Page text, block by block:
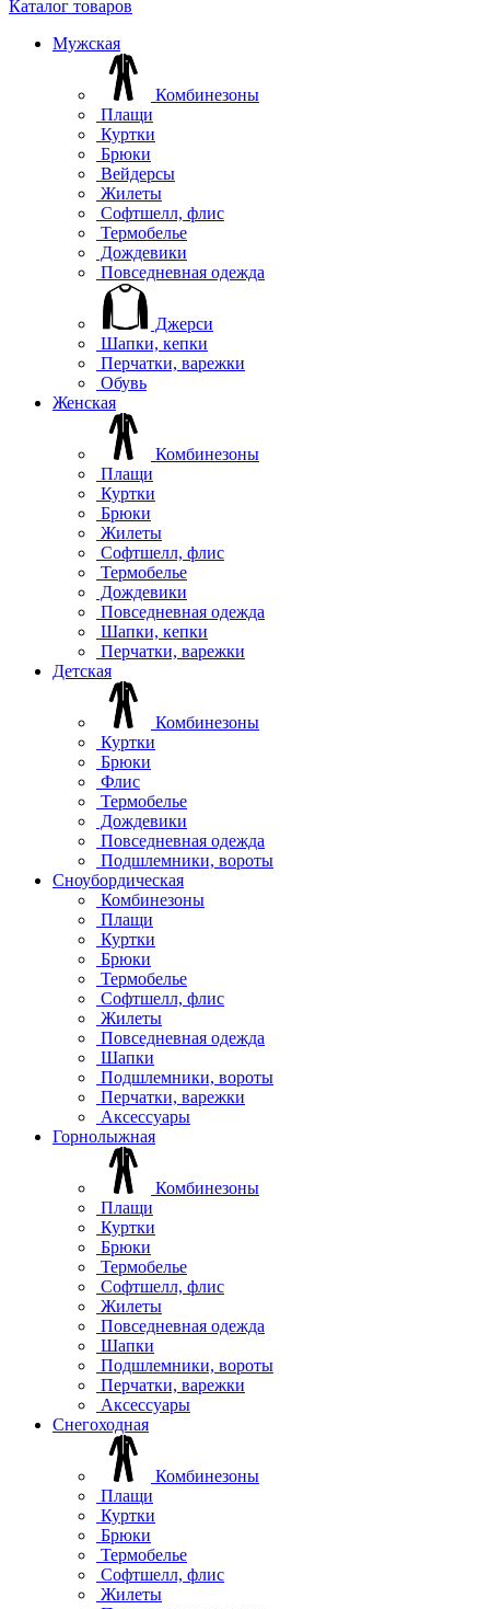
Каталог товаров
Мужская
Комбинезоны
Плащи
Куртки
Брюки
Вейдерсы
Жилеты
Софтшелл, флис
Термобелье
Дождевики
Повседневная одежда
Джерси
Шапки, кепки
Перчатки, варежки
Обувь
Женская
Комбинезоны
Плащи
Куртки
Брюки
Жилеты
Софтшелл, флис
Термобелье
Дождевики
Повседневная одежда
Шапки, кепки
Перчатки, варежки
Детская
Комбинезоны
Куртки
Брюки
Флис
Термобелье
Дождевики
Повседневная одежда
Подшлемники, вороты
Сноубордическая
Комбинезоны
Плащи
Куртки
Брюки
Термобелье
Софтшелл, флис
Жилеты
Повседневная одежда
Шапки
Подшлемники, вороты
Перчатки, варежки
Аксессуары
Горнолыжная
Комбинезоны
Плащи
Куртки
Брюки
Термобелье
Софтшелл, флис
Жилеты
Повседневная одежда
Шапки
Подшлемники, вороты
Перчатки, варежки
Аксессуары
Снегоходная
Комбинезоны
Плащи
Куртки
Брюки
Термобелье
Софтшелл, флис
Жилеты